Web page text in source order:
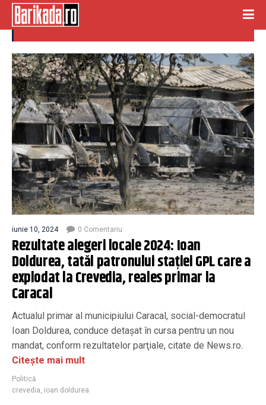
crevedia
iunie 10, 2024 0 Comentariu
Rezultate alegeri locale 2024: Ioan
Doldurea, tatăl patronului stației GPL care a
explodat la Crevedia, reales primar la
Caracal
Actualul primar al municipiului Caracal, social-democratul
Ioan Doldurea, conduce detaşat în cursa pentru un nou
mandat, conform rezultatelor parţiale, citate de News.ro.
Citește mai mult
Politică
crevedia, ioan doldurea